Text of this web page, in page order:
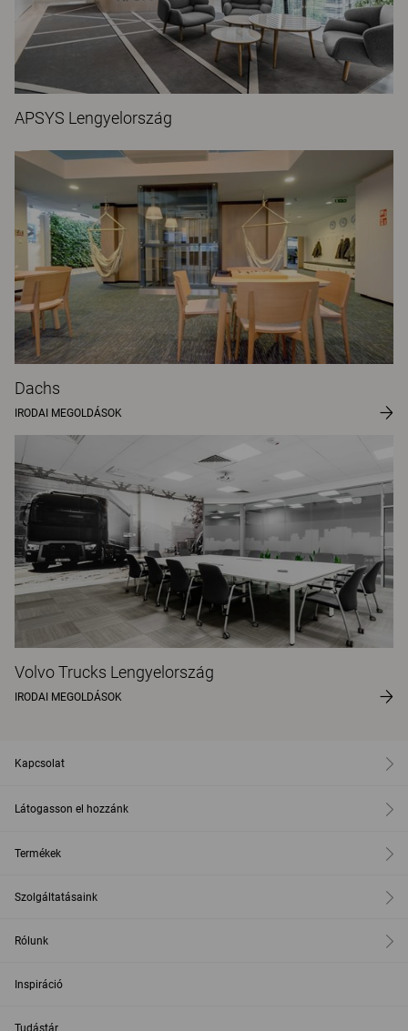
APSYS Lengyelország
Dachs
IRODAI MEGOLDÁSOK
Volvo Trucks Lengyelország
IRODAI MEGOLDÁSOK
Kapcsolat
Látogasson el hozzánk
Termékek
Szolgáltatásaink
Rólunk
Inspiráció